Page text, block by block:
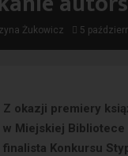
Żukowicz 5
Z okazji premiery
w Miejskiej Bibliotece
finalista Konkursu